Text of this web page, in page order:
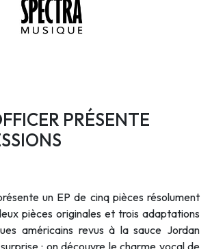
PRÉSENTE
un EP de cinq pièces résolument
pièces originales et trois adaptations
américains revus à la sauce Jordan
: on découvre le charme vocal de